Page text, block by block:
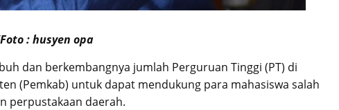
: husyen opa
dan berkembangnya jumlah Perguruan Tinggi (PT) di
(Pemkab) untuk dapat mendukung para mahasiswa salah
perpustakaan daerah.